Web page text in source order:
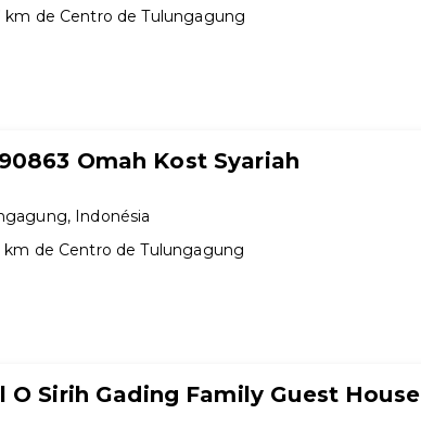
km de Centro de Tulungagung
Omah Kost Syariah
, Indonésia
km de Centro de Tulungagung
O Sirih Gading Family Guest House